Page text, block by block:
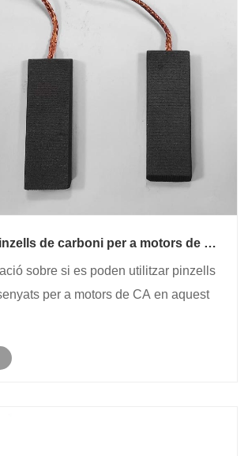
de carboni per a motors de CA
sobre si es poden utilitzar pinzells
per a motors de CA en aquest